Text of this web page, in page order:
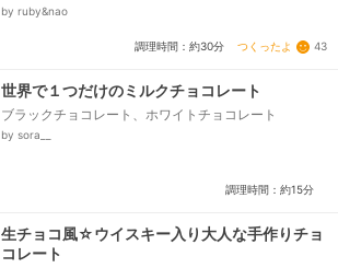
by ruby&nao
調理時間：約30分 つくったよ 43
世界で１つだけのミルクチョコレート
ブラックチョコレート、ホワイトチョコレート
by sora__
調理時間：約15分
生チョコ風☆ウイスキー入り大人な手作りチョ
コレート